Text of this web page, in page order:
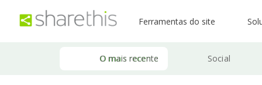
Ferramentas do site
O mais recente Social